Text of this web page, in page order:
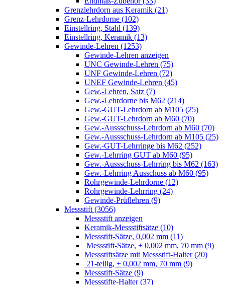
Grenzlehrdorn aus Keramik (21)
Grenz-Lehrdorne (102)
Einstellring, Stahl (139)
Einstellring, Keramik (13)
Gewinde-Lehren (1253)
Gewinde-Lehren anzeigen
UNC Gewinde-Lehren (75)
UNF Gewinde-Lehren (72)
UNEF Gewinde-Lehren (45)
Gew.-Lehren, Satz (7)
Gew.-Lehrdorne bis M62 (214)
Gew.-GUT-Lehrdorn ab M105 (25)
Gew.-GUT-Lehrdorn ab M60 (70)
Gew.-Aussschuss-Lehrdorn ab M60 (70)
Gew.-Aussschuss-Lehrdorn ab M105 (25)
Gew.-GUT-Lehrringe bis M62 (252)
Gew.-Lehrring GUT ab M60 (95)
Gew.-Aussschuss-Lehrring bis M62 (163)
Gew.-Lehrring Ausschuss ab M60 (95)
Rohrgewinde-Lehrdorne (12)
Rohrgewinde-Lehrring (24)
Gewinde-Prüflehren (9)
Messstift (3056)
Messstift anzeigen
Keramik-Messstiftsätze (10)
Messstift-Sätze, 0,002 mm (11)
Messstift-Sätze, ± 0,002 mm, 70 mm (9)
Messstiftsätze mit Messstift-Halter (20)
21-teilig, ± 0,002 mm, 70 mm (9)
Messstift-Sätze (9)
Messstifte-Halter (37)